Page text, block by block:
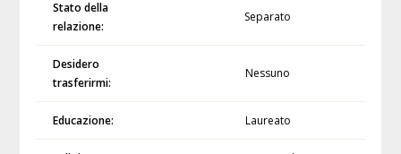
Stato della
relazione:
Separato
Desidero
trasferirmi:
Nessuno
Educazione: Laureato